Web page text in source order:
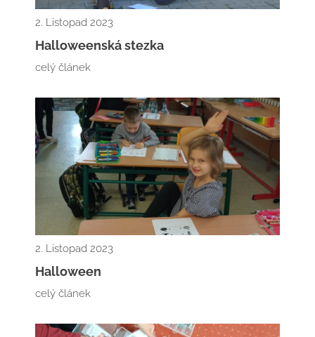
2. Listopad 2023
Halloweenská stezka
celý článek
2. Listopad 2023
Halloween
celý článek